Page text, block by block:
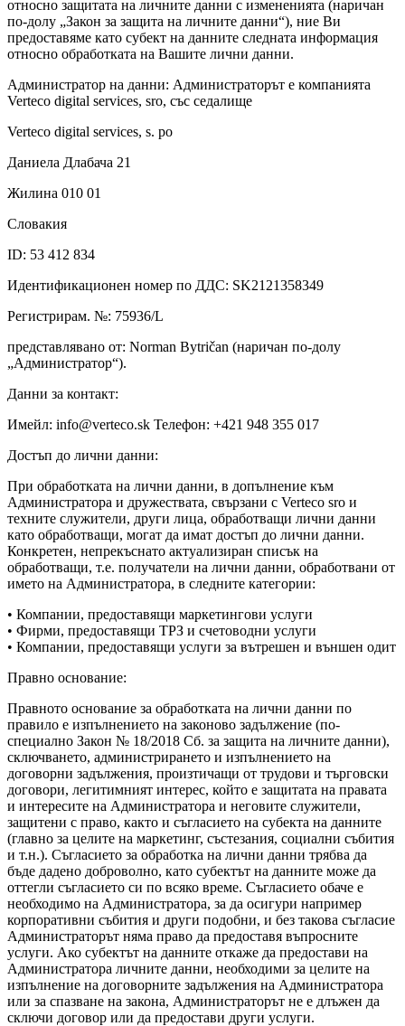
относно защитата на личните данни с измененията (наричан
по-долу „Закон за защита на личните данни“), ние Ви
предоставяме като субект на данните следната информация
относно обработката на Вашите лични данни.
Администратор на данни: Администраторът е компанията
Verteco digital services, sro, със седалище
Verteco digital services, s. ро
Даниела Длабача 21
Жилина 010 01
Словакия
ID: 53 412 834
Идентификационен номер по ДДС: SK2121358349
Регистрирам. №: 75936/L
представлявано от: Norman Bytričan (наричан по-долу
„Администратор“).
Данни за контакт:
Имейл: info@verteco.sk Телефон: +421 948 355 017
Достъп до лични данни:
При обработката на лични данни, в допълнение към
Администратора и дружествата, свързани с Verteco sro и
техните служители, други лица, обработващи лични данни
като обработващи, могат да имат достъп до лични данни.
Конкретен, непрекъснато актуализиран списък на
обработващи, т.е. получатели на лични данни, обработвани от
името на Администратора, в следните категории:
• Компании, предоставящи маркетингови услуги
• Фирми, предоставящи ТРЗ и счетоводни услуги
• Компании, предоставящи услуги за вътрешен и външен одит
Правно основание:
Правното основание за обработката на лични данни по
правило е изпълнението на законово задължение (по-
специално Закон № 18/2018 Сб. за защита на личните данни),
сключването, администрирането и изпълнението на
договорни задължения, произтичащи от трудови и търговски
договори, легитимният интерес, който е защитата на правата
и интересите на Администратора и неговите служители,
защитени с право, както и съгласието на субекта на данните
(главно за целите на маркетинг, състезания, социални събития
и т.н.). Съгласието за обработка на лични данни трябва да
бъде дадено доброволно, като субектът на данните може да
оттегли съгласието си по всяко време. Съгласието обаче е
необходимо на Администратора, за да осигури например
корпоративни събития и други подобни, и без такова съгласие
Администраторът няма право да предоставя въпросните
услуги. Ако субектът на данните откаже да предостави на
Администратора личните данни, необходими за целите на
изпълнение на договорните задължения на Администратора
или за спазване на закона, Администраторът не е длъжен да
сключи договор или да предостави други услуги.